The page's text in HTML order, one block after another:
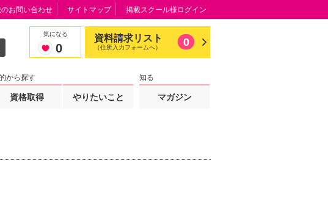
気になる
0
資料請求リスト
（住所入力フォームへ） 0
から探す
資格取得 やりたいこと
知る
マガジン
お問い合わせ サイトマップ 掲載スクール様ログイン